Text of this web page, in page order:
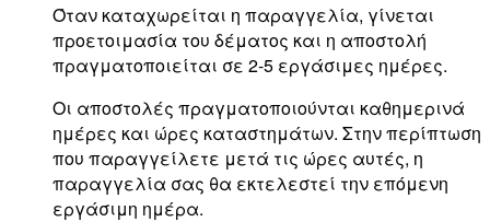
Όταν καταχωρείται η παραγγελία, γίνεται
προετοιμασία του δέματος και η αποστολή
πραγματοποιείται σε 2-5 εργάσιμες ημέρες.
Οι αποστολές πραγματοποιούνται καθημερινά
ημέρες και ώρες καταστημάτων. Στην περίπτωση
που παραγγείλετε μετά τις ώρες αυτές, η
παραγγελία σας θα εκτελεστεί την επόμενη
εργάσιμη ημέρα.